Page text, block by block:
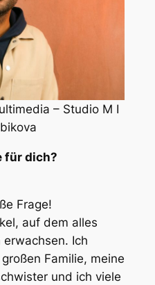
– Studio M I
für dich?
Frage!
auf dem alles
Ich
Familie, meine
und ich viele